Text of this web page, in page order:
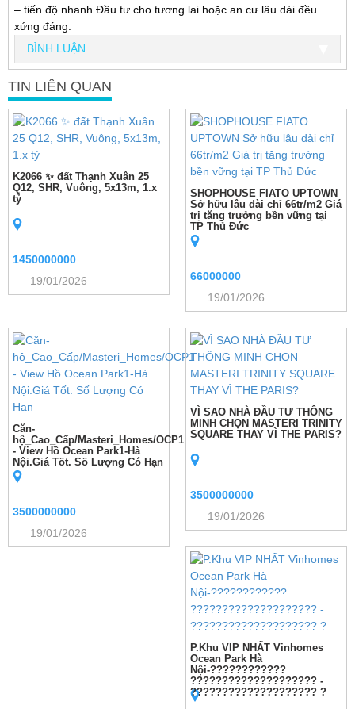
– tiến độ nhanh Đầu tư cho tương lai hoặc an cư lâu dài đều
xứng đáng.
BÌNH LUẬN
TIN LIÊN QUAN
K2066 ✨ đất Thạnh Xuân 25
Q12, SHR, Vuông, 5x13m, 1.x
tỷ
1450000000
19/01/2026
SHOPHOUSE FIATO UPTOWN
Sở hữu lâu dài chỉ 66tr/m2 Giá
trị tăng trưởng bền vững tại
TP Thủ Đức
66000000
19/01/2026
Căn-
hộ_Cao_Cấp/Masteri_Homes/OCP1
- View Hồ Ocean Park1-Hà
Nội.Giá Tốt. Số Lượng Có Hạn
3500000000
19/01/2026
VÌ SAO NHÀ ĐẦU TƯ THÔNG
MINH CHỌN MASTERI TRINITY
SQUARE THAY VÌ THE PARIS?
3500000000
19/01/2026
P.Khu VIP NHẤT Vinhomes
Ocean Park Hà
Nội-????????????
???????????????????? -
???????????????????? ?